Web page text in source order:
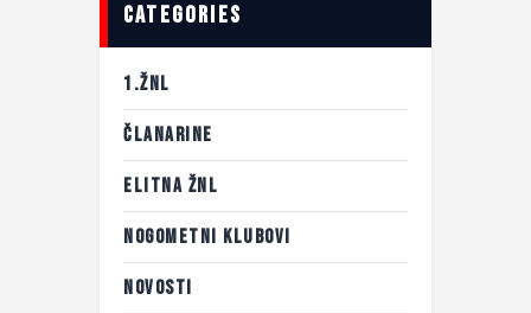
categories
1.ŽNL
ČLANARINE
ELITNA ŽNL
NOGOMETNI KLUBOVI
NOVOSTI